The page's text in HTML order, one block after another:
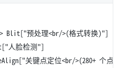
Blit["预处理<br/>(格式转换)"]
人脸检测"]
关键点定位<br/>(280+ 个点